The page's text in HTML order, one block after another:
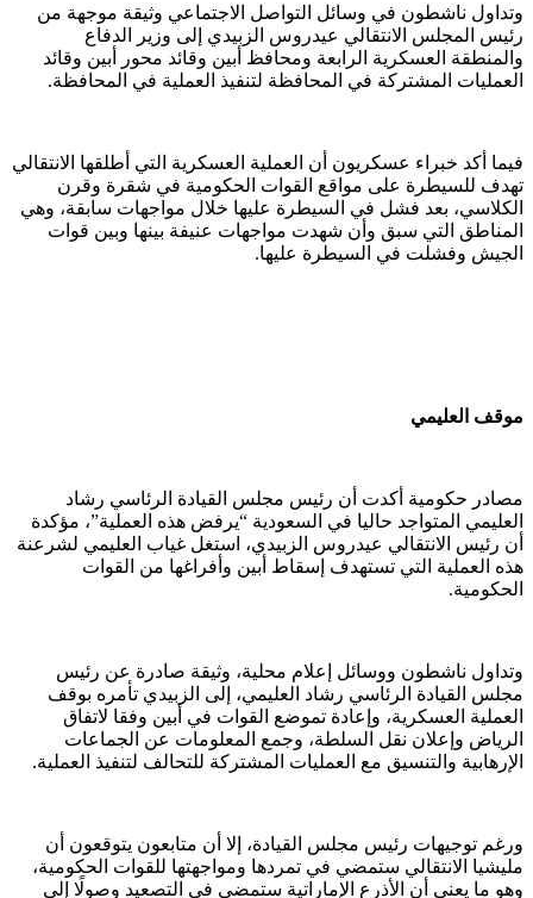
وتداول ناشطون في وسائل التواصل الاجتماعي وثيقة موجهة من
رئيس المجلس الانتقالي عيدروس الزبيدي إلى وزير الدفاع
والمنطقة العسكرية الرابعة ومحافظ أبين وقائد محور أبين وقائد
العمليات المشتركة في المحافظة لتنفيذ العملية في المحافظة.
فيما أكد خبراء عسكريون أن العملية العسكرية التي أطلقها الانتقالي
تهدف للسيطرة على مواقع القوات الحكومية في شقرة وقرن
الكلاسي، بعد فشل في السيطرة عليها خلال مواجهات سابقة، وهي
المناطق التي سبق وأن شهدت مواجهات عنيفة بينها وبين قوات
الجيش وفشلت في السيطرة عليها.
موقف العليمي
مصادر حكومية أكدت أن رئيس مجلس القيادة الرئاسي رشاد
العليمي المتواجد حاليا في السعودية “يرفض هذه العملية”، مؤكدة
أن رئيس الانتقالي عيدروس الزبيدي، استغل غياب العليمي لشرعنة
هذه العملية التي تستهدف إسقاط أبين وأفراغها من القوات
الحكومية.
وتداول ناشطون ووسائل إعلام محلية، وثيقة صادرة عن رئيس
مجلس القيادة الرئاسي رشاد العليمي، إلى الزبيدي تأمره بوقف
العملية العسكرية، وإعادة تموضع القوات في أبين وفقا لاتفاق
الرياض وإعلان نقل السلطة، وجمع المعلومات عن الجماعات
الإرهابية والتنسيق مع العمليات المشتركة للتحالف لتنفيذ العملية.
ورغم توجيهات رئيس مجلس القيادة، إلا أن متابعون يتوقعون أن
مليشيا الانتقالي ستمضي في تمردها ومواجهتها للقوات الحكومية،
وهو ما يعني أن الأذرع الإماراتية ستمضي في التصعيد وصولًا إلى